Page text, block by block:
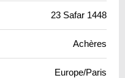
23 Safar 1448
Achères
Europe/Paris